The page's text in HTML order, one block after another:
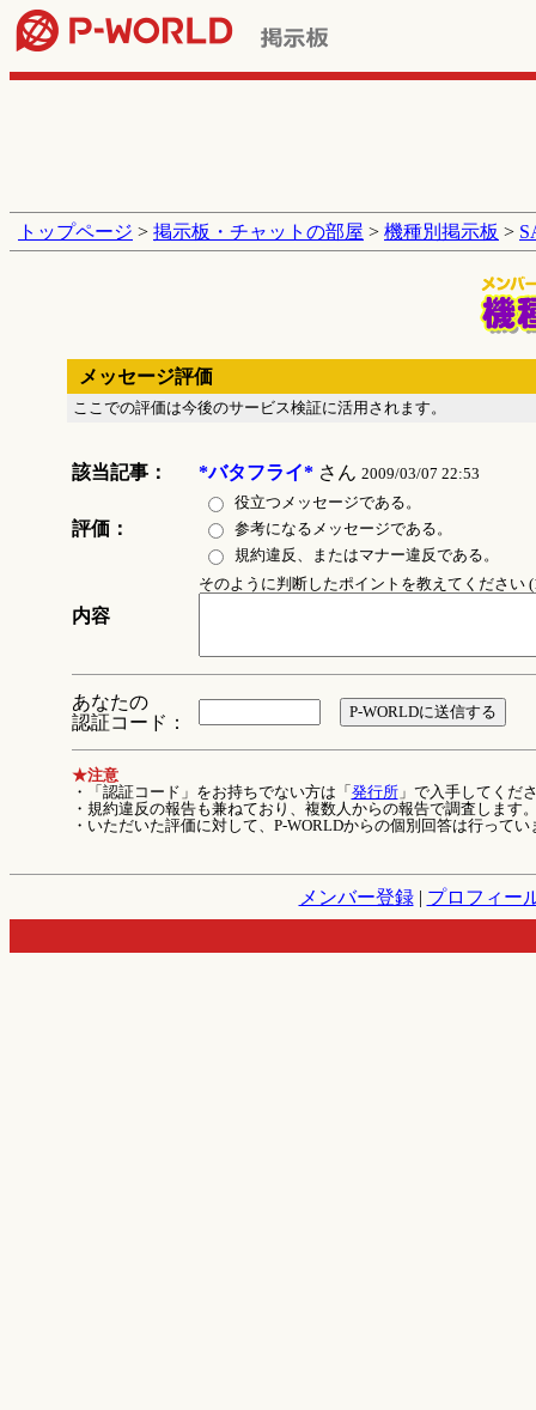
トップページ > 掲示板・チャットの部屋 > 機種別掲示板 >
メッセージ評価
ここでの評価は今後のサービス検証に活用されます。
該当記事： *バタフライ*さん 2009/03/07 22:53
評価：
役立つメッセージである。
参考になるメッセージである。
規約違反、またはマナー違反である。
内容
そのように判断したポイントを教えてください
あなたの
認証コード：
★注意
・「認証コード」をお持ちでない方は「 発行所」で入手してくだ
・規約違反の報告も兼ねており、複数人からの報告で調査します
・いただいた評価に対して、P-WORLDからの個別回答は行ってい
メンバー登録| プロフィー